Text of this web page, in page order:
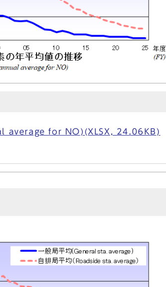
average for NO)(XLSX, 24.06KB)